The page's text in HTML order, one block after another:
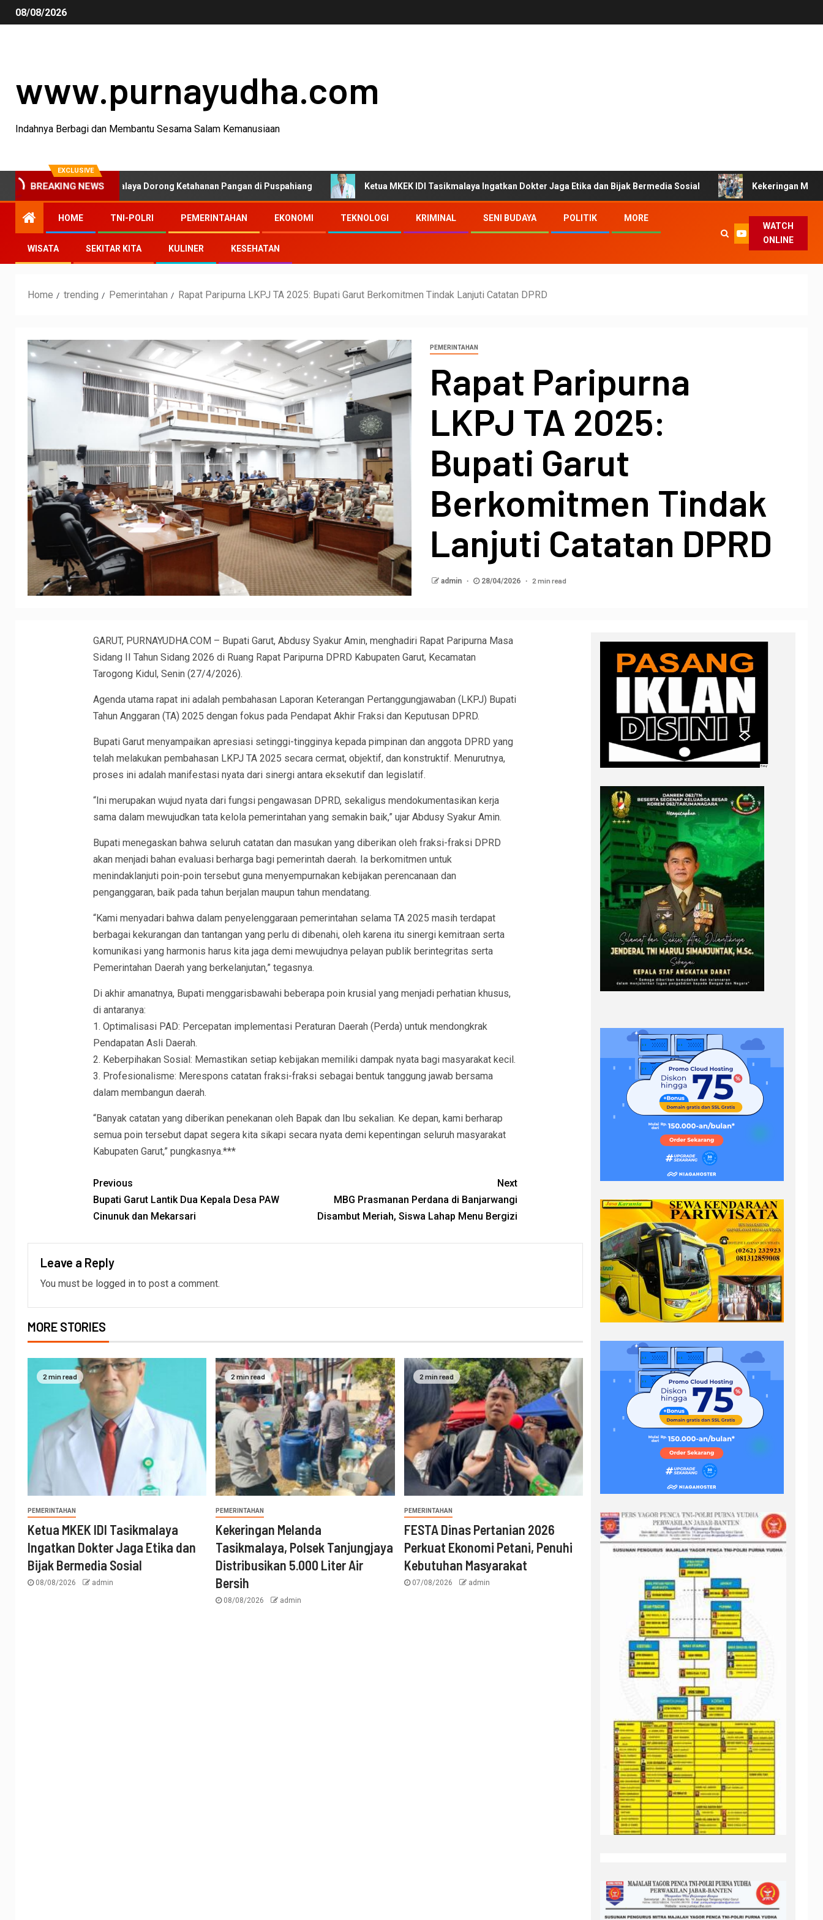
08/08/2026
www.purnayudha.com
Indahnya Berbagi dan Membantu Sesama Salam Kemanusiaan
EXCLUSIVE
BREAKING NEWS
Polres Tasikmalaya Dorong Ketahanan Pangan di Puspahiang Ketua MKEK IDI Tasikmalaya Ingatkan Dokter Jaga Etika dan Bijak Bermedia Sosial Kekeringan Melanda
HOME TNI-POLRI PEMERINTAHAN EKONOMI TEKNOLOGI KRIMINAL SENI BUDAYA POLITIK MORE
WISATA SEKITAR KITA KULINER KESEHATAN
WATCH
ONLINE
Home trending Pemerintahan Rapat Paripurna LKPJ TA 2025: Bupati Garut Berkomitmen Tindak Lanjuti Catatan DPRD
PEMERINTAHAN
Rapat Paripurna
LKPJ TA 2025:
Bupati Garut
Berkomitmen Tindak
Lanjuti Catatan DPRD
admin 28/04/2026 2 min read
GARUT, PURNAYUDHA.COM – Bupati Garut, Abdusy Syakur Amin, menghadiri Rapat Paripurna Masa
Sidang II Tahun Sidang 2026 di Ruang Rapat Paripurna DPRD Kabupaten Garut, Kecamatan
Tarogong Kidul, Senin (27/4/2026).
Agenda utama rapat ini adalah pembahasan Laporan Keterangan Pertanggungjawaban (LKPJ) Bupati
Tahun Anggaran (TA) 2025 dengan fokus pada Pendapat Akhir Fraksi dan Keputusan DPRD.
Bupati Garut menyampaikan apresiasi setinggi-tingginya kepada pimpinan dan anggota DPRD yang
telah melakukan pembahasan LKPJ TA 2025 secara cermat, objektif, dan konstruktif. Menurutnya,
proses ini adalah manifestasi nyata dari sinergi antara eksekutif dan legislatif.
“Ini merupakan wujud nyata dari fungsi pengawasan DPRD, sekaligus mendokumentasikan kerja
sama dalam mewujudkan tata kelola pemerintahan yang semakin baik,” ujar Abdusy Syakur Amin.
Bupati menegaskan bahwa seluruh catatan dan masukan yang diberikan oleh fraksi-fraksi DPRD
akan menjadi bahan evaluasi berharga bagi pemerintah daerah. Ia berkomitmen untuk
menindaklanjuti poin-poin tersebut guna menyempurnakan kebijakan perencanaan dan
penganggaran, baik pada tahun berjalan maupun tahun mendatang.
“Kami menyadari bahwa dalam penyelenggaraan pemerintahan selama TA 2025 masih terdapat
berbagai kekurangan dan tantangan yang perlu di dibenahi, oleh karena itu sinergi kemitraan serta
komunikasi yang harmonis harus kita jaga demi mewujudnya pelayan publik berintegritas serta
Pemerintahan Daerah yang berkelanjutan,” tegasnya.
Di akhir amanatnya, Bupati menggarisbawahi beberapa poin krusial yang menjadi perhatian khusus,
di antaranya:
1. Optimalisasi PAD: Percepatan implementasi Peraturan Daerah (Perda) untuk mendongkrak
Pendapatan Asli Daerah.
2. Keberpihakan Sosial: Memastikan setiap kebijakan memiliki dampak nyata bagi masyarakat kecil.
3. Profesionalisme: Merespons catatan fraksi-fraksi sebagai bentuk tanggung jawab bersama
dalam membangun daerah.
“Banyak catatan yang diberikan penekanan oleh Bapak dan Ibu sekalian. Ke depan, kami berharap
semua poin tersebut dapat segera kita sikapi secara nyata demi kepentingan seluruh masyarakat
Kabupaten Garut,” pungkasnya.***
Previous
Bupati Garut Lantik Dua Kepala Desa PAW
Cinunuk dan Mekarsari
Next
MBG Prasmanan Perdana di Banjarwangi
Disambut Meriah, Siswa Lahap Menu Bergizi
Leave a Reply
You must be logged in to post a comment.
MORE STORIES
2 min read
PEMERINTAHAN
Ketua MKEK IDI Tasikmalaya
Ingatkan Dokter Jaga Etika dan
Bijak Bermedia Sosial
08/08/2026 admin
2 min read
PEMERINTAHAN
Kekeringan Melanda
Tasikmalaya, Polsek Tanjungjaya
Distribusikan 5.000 Liter Air
Bersih
08/08/2026 admin
2 min read
PEMERINTAHAN
FESTA Dinas Pertanian 2026
Perkuat Ekonomi Petani, Penuhi
Kebutuhan Masyarakat
07/08/2026 admin